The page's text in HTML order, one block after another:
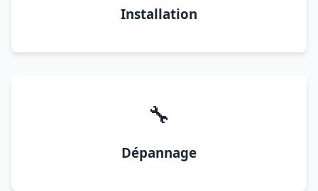
Installation
🔧
Dépannage